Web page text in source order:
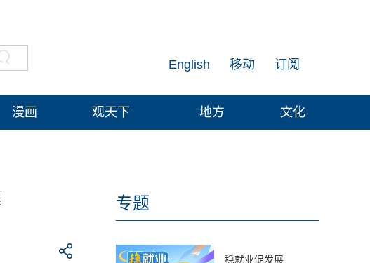
订阅
移动
English
漫画 观天下 地方 文化
专题
稳就业促发展